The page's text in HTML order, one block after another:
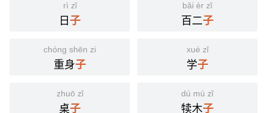
rì zǐ
日子
bǎi èr zǐ
百二子
chóng shēn zi
重身子
xué zǐ
学子
zhuō zǐ
桌子
dú mù zǐ
犊木子